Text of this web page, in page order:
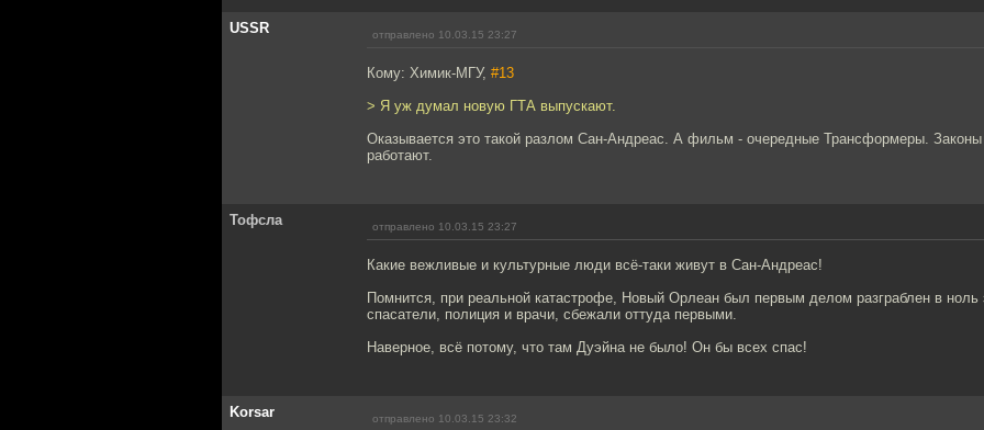
USSR отправлено 10.03.15 23:27
Кому: Химик-МГУ, #13
> Я уж думал новую ГТА выпускают.
Оказывается это такой разлом Сан-Андреас. А фильм - очередные Трансформеры.
работают.
Тофсла отправлено 10.03.15 23:27
Какие вежливые и культурные люди всё-таки живут в Сан-Андреас!
Помнится, при реальной катастрофе, Новый Орлеан был первым делом разграблен в
спасатели, полиция и врачи, сбежали оттуда первыми.
Наверное, всё потому, что там Дуэйна не было! Он бы всех спас!
Korsar отправлено 10.03.15 23:32